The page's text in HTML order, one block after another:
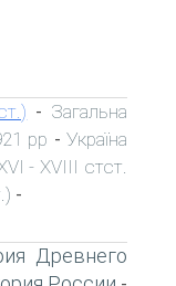
- Загальна
рр -Україна
- XVIII стст.
-
Древнего